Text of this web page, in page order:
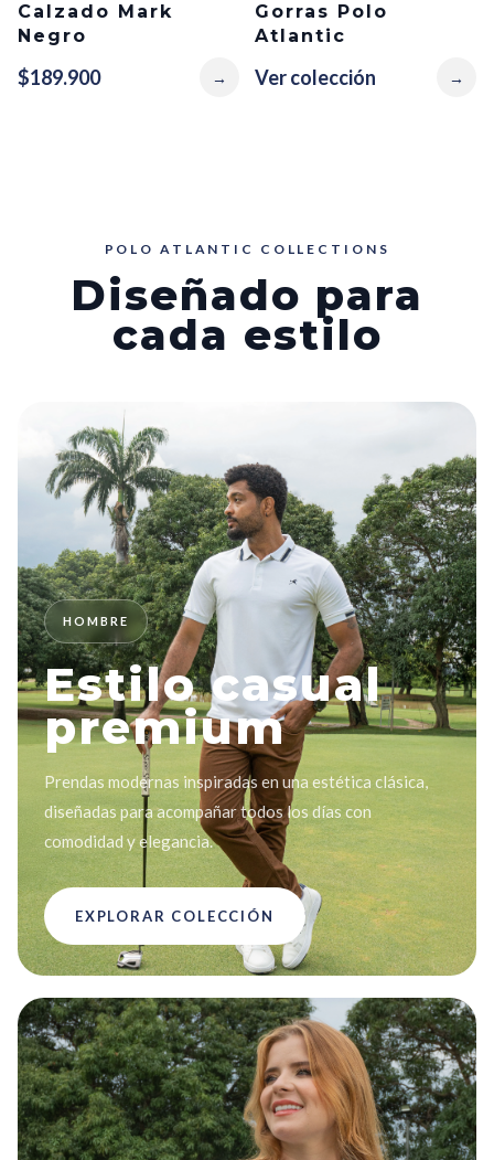
Calzado Mark
Negro
$189.900 →
Gorras Polo
Atlantic
Ver colección →
POLO ATLANTIC COLLECTIONS
Diseñado para
cada estilo
HOMBRE
Estilo casual
premium
Prendas modernas inspiradas en una estética clásica,
diseñadas para acompañar todos los días con
comodidad y elegancia.
EXPLORAR COLECCIÓN